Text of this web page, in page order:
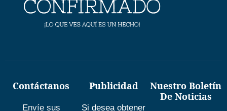
Contáctanos
Envíe sus
Publicidad
Si desea obtener
Nuestro Boletín
De Noticias